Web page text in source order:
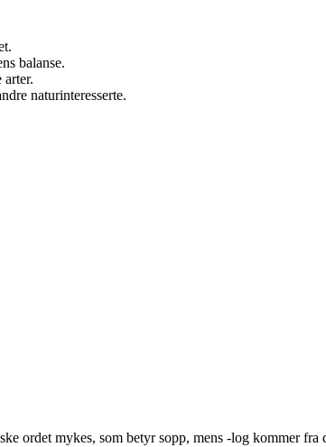
balanse.
naturinteresserte.
ordet mykes, som betyr sopp, mens -log kommer